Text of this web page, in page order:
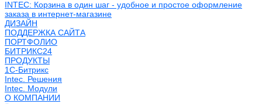
INTEC: Корзина в один шаг - удобное и простое оформление
заказа в интернет-магазине
ДИЗАЙН
ПОДДЕРЖКА САЙТА
ПОРТФОЛИО
БИТРИКС24
ПРОДУКТЫ
1С-Битрикс
Intec. Решения
Intec. Модули
О КОМПАНИИ